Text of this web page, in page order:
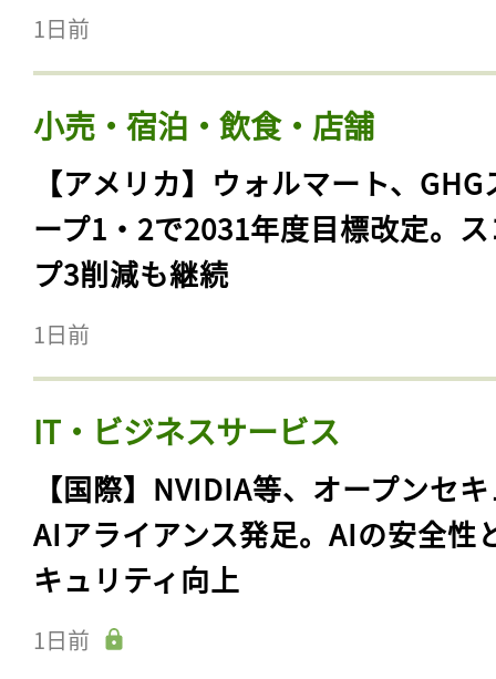
1日前
小売・宿泊・飲食・店舗
【アメリカ】ウォルマート、GHG
ープ1・2で2031年度目標改定。
プ3削減も継続
1日前
IT・ビジネスサービス
【国際】NVIDIA等、オープンセ
AIアライアンス発足。AIの安全性
キュリティ向上
1日前